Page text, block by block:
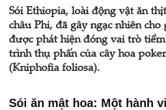
Sói Ethiopia, loài động vật ăn
châu Phi, đã gây ngạc nhiên
được phát hiện đóng vai trò
trình thụ phấn của cây hoa
(Kniphofia foliosa).
Sói ăn mật hoa: Một hành